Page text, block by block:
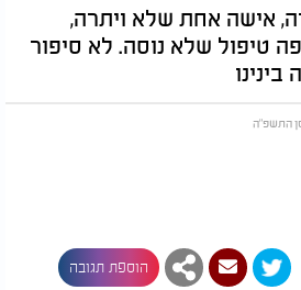
אישה אחת שלא ויתרה,
טיפול שלא נוסה. לא סיפור
הוספת תגובה